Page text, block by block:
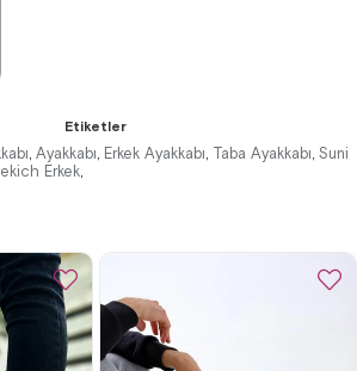
Etiketler
, Ayakkabı, Erkek Ayakkabı, Taba Ayakkabı, Suni
Erkek,